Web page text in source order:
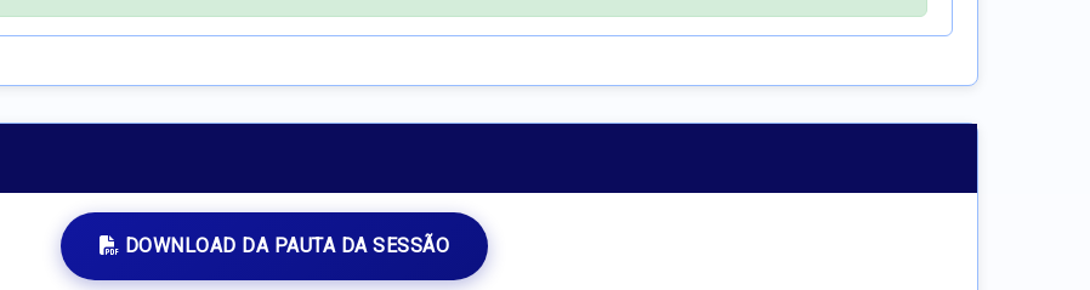
DOWNLOAD DA PAUTA DA SESSÃO